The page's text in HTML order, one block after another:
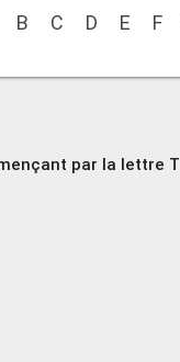
B C D E F
par la lettre T